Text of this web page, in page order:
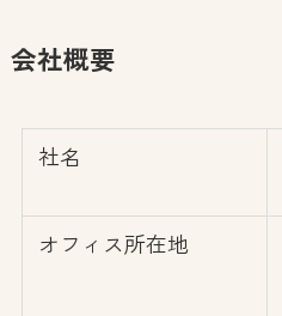
会社概要
社名
オフィス所在地